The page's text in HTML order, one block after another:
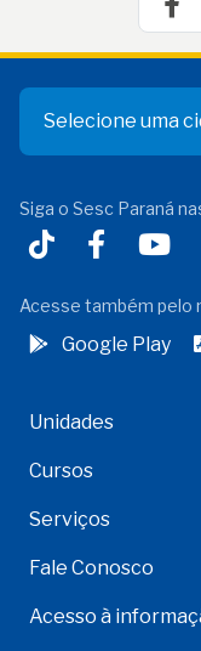
Selecione uma
Siga o Sesc Paraná
Acesse também pelo
Google Play
Unidades
Cursos
Serviços
Fale Conosco
Acesso à